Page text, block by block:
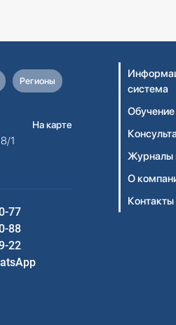
Регионы
1
На карте
77
88
22
система
Обучение
Журналы
О
Контакты